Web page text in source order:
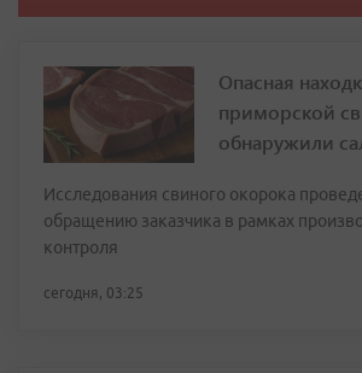
Опасная
приморской
обнаружили
Исследования свиного окорока
обращению заказчика в рамках
контроля
сегодня, 03:25